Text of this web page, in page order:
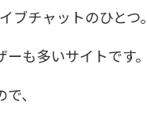
チャットのひとつ。
も多いサイトです。
、